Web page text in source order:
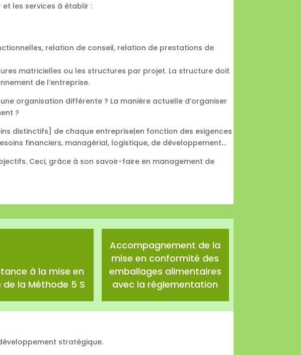
les services à établir :
relation de conseil, relation de prestations de
matricielles ou les structures par projet. La structure doit
de l’entreprise.
organisation différente ? La manière actuelle d’organiser
?
distinctifs} de chaque entreprise|en fonction des exigences
financiers, managérial, logistique, de développement…
Ceci, grâce à son savoir-faire en management de
à la mise en
de la Méthode 5 S
Accompagnement de la
mise en conformité des
emballages alimentaires
avec la réglementation
stratégique.